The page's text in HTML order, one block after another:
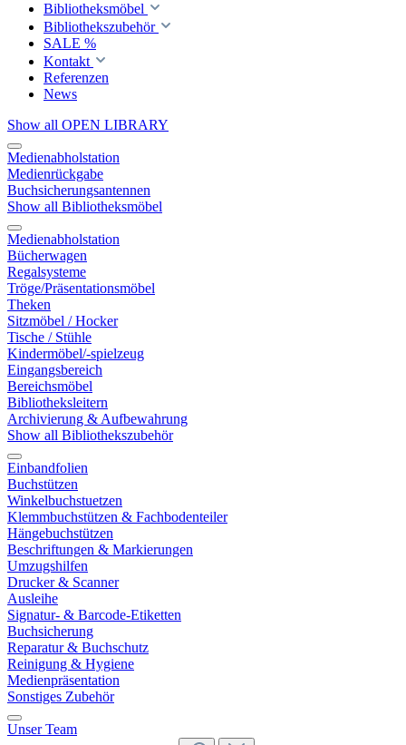
Bibliotheksmöbel
Bibliothekszubehör
SALE %
Kontakt
Referenzen
News
Show all OPEN LIBRARY
Medienabholstation
Medienrückgabe
Buchsicherungsantennen
Show all Bibliotheksmöbel
Medienabholstation
Bücherwagen
Regalsysteme
Tröge/Präsentationsmöbel
Theken
Sitzmöbel / Hocker
Tische / Stühle
Kindermöbel/-spielzeug
Eingangsbereich
Bereichsmöbel
Bibliotheksleitern
Archivierung & Aufbewahrung
Show all Bibliothekszubehör
Einbandfolien
Buchstützen
Winkelbuchstuetzen
Klemmbuchstützen & Fachbodenteiler
Hängebuchstützen
Beschriftungen & Markierungen
Umzugshilfen
Drucker & Scanner
Ausleihe
Signatur- & Barcode-Etiketten
Buchsicherung
Reparatur & Buchschutz
Reinigung & Hygiene
Medienpräsentation
Sonstiges Zubehör
Unser Team